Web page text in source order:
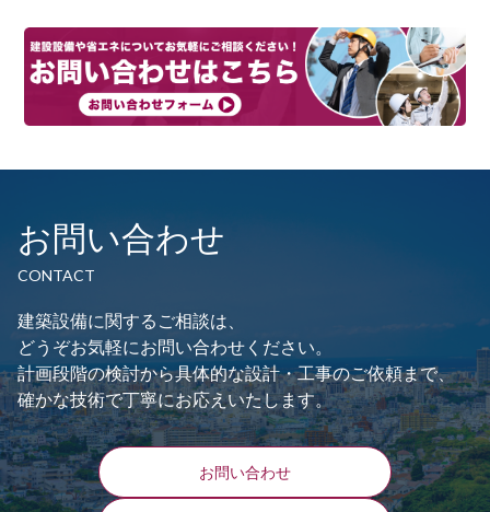
お問い合わせ
CONTACT
建築設備に関するご相談は、
どうぞお気軽にお問い合わせください。
計画段階の検討から具体的な設計・工事のご依頼まで、
確かな技術で丁寧にお応えいたします。
お問い合わせ